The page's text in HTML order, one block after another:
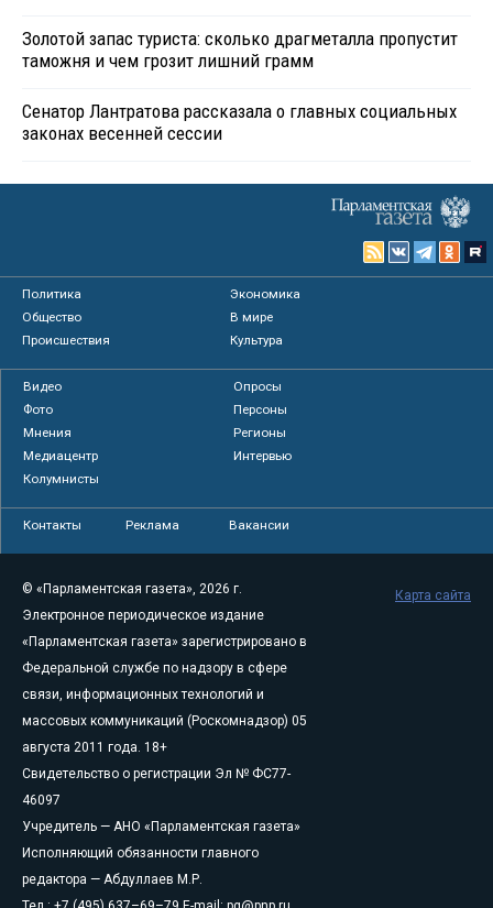
Золотой запас туриста: сколько драгметалла пропустит
таможня и чем грозит лишний грамм
Сенатор Лантратова рассказала о главных социальных
законах весенней сессии
Политика
Экономика
Общество
В мире
Происшествия
Культура
Видео
Опросы
Фото
Персоны
Мнения
Регионы
Медиацентр
Интервью
Колумнисты
Контакты Реклама Вакансии
© «Парламентская газета», 2026 г.
Электронное периодическое издание
«Парламентская газета» зарегистрировано в
Федеральной службе по надзору в сфере
связи, информационных технологий и
массовых коммуникаций (Роскомнадзор) 05
августа 2011 года. 18+
Свидетельство о регистрации Эл № ФС77-
46097
Учредитель — АНО «Парламентская газета»
Исполняющий обязанности главного
редактора — Абдуллаев М.Р.
Карта сайта